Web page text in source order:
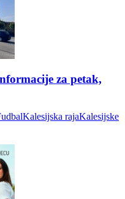
za petak,
Kalesijska rajaKalesijske